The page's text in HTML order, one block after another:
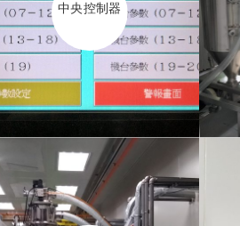
中央控制器